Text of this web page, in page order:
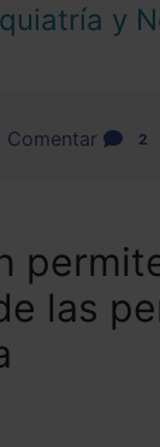
y
Comentar 2
las